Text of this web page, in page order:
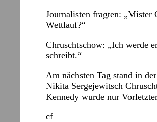
Journalisten fragten: „Mister
Wettlauf?“
Chruschtschow: „Ich werde
schreibt.“
Am nächsten Tag stand in
Nikita Sergejewitsch
Kennedy wurde nur
cf